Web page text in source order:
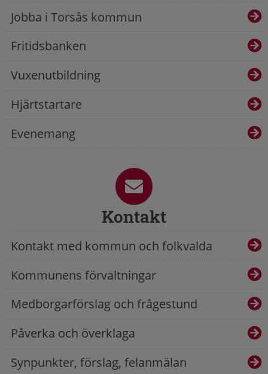
Jobba i Torsås kommun
Fritidsbanken
Vuxenutbildning
Hjärtstartare
Evenemang
Kontakt
Kontakt med kommun och folkvalda
Kommunens förvaltningar
Medborgarförslag och frågestund
Påverka och överklaga
Synpunkter, förslag, felanmälan